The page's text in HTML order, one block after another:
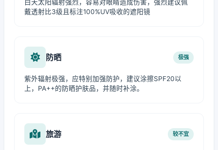
白天太阳辐射强烈，容易对眼睛造成伤害，强烈建议佩
戴透射比3级且标注100%UV吸收的遮阳镜
防晒 极强
紫外辐射极强，应特别加强防护，建议涂擦SPF20以
上，PA++的防晒护肤品，并随时补涂。
旅游 较不宜